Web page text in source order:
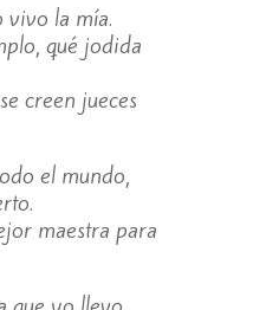
la mía.
qué jodida
creen jueces
el mundo,
maestra para